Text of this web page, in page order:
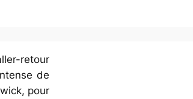
retour
de
pour